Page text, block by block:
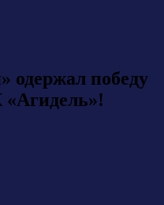
одержал победу